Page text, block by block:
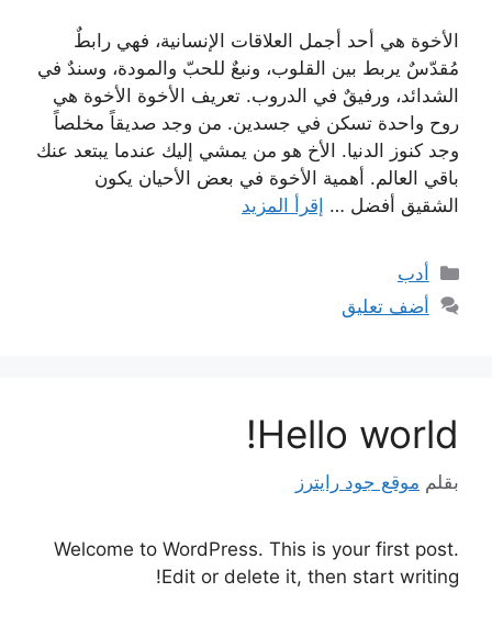
الأخوة هي أحد أجمل العلاقات الإنسانية، فهي رابطٌ
مُقدّسٌ يربط بين القلوب، ونبعٌ للحبّ والمودة، وسندٌ في
الشدائد، ورفيقٌ في الدروب. تعريف الأخوة الأخوة هي
روح واحدة تسكن في جسدين. من وجد صديقاً مخلصاً
وجد كنوز الدنيا. الأخ هو من يمشي إليك عندما يبتعد عنك
باقي العالم. أهمية الأخوة في بعض الأحيان يكون
الشقيق أفضل … إقرأ المزيد
التصنيفات
أدب
أضف تعليق
Hello world!
بقلم موقع جود رايترز
Welcome to WordPress. This is your first post.
Edit or delete it, then start writing!